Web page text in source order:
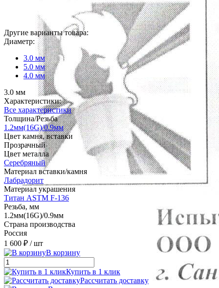
Другие варианты товара:
Диаметр:
3.0 мм
5.0 мм
4.0 мм
3.0 мм
Характеристики:
Все характеристики
Толщина/Резьба
1.2мм(16G)/0.9мм
Цвет камня, вставки
Прозрачный
Цвет металла
Серебряный
Материал вставки/камня
Лабрадорит
Материал украшения
Титан ASTM F-136
Резьба, мм
1.2мм(16G)/0.9мм
Страна производства
Россия
1 600 ₽ / шт
В корзину
Купить в 1 клик
Рассчитать доставку